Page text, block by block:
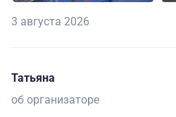
3 августа 2026
Татьяна
об организаторе